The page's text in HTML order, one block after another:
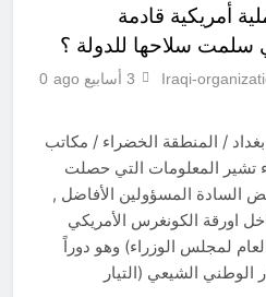
أمريكية قادمة
سلمت سلاحها للدولة ؟
Iraqi- 3 أسابيع ago
0
/ المنطقة الخضراء / مكاتب
تشير المعلومات التي حصلت
السادة المسؤولين الأفاضل ,
اورقة الكونغرس الأمريكي
لمجلس الوزراء) وهو دوراً
الوطني الشيعي (التيار